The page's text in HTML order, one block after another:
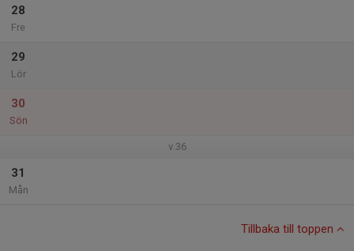
28
Fre
29
Lör
30
Sön
v.36
31
Mån
Tillbaka till toppen